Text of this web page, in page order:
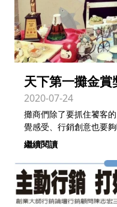
天下第一攤金
2020-07-24
攤商們除了要抓住饕客
覺感受、行銷創意也要
次參
繼續閱讀